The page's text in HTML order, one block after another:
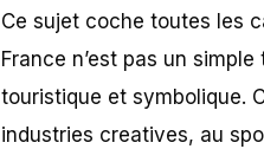
Ce sujet coche toutes les
France n’est pas un
touristique et symbolique.
industries creatives, au